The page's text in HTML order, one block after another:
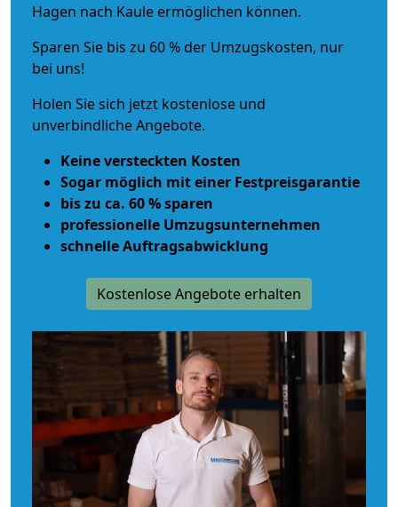
Hagen nach Kaule ermöglichen können.
Sparen Sie bis zu 60 % der Umzugskosten, nur
bei uns!
Holen Sie sich jetzt kostenlose und
unverbindliche Angebote.
Keine versteckten Kosten
Sogar möglich mit einer Festpreisgarantie
bis zu ca. 60 % sparen
professionelle Umzugsunternehmen
schnelle Auftragsabwicklung
Kostenlose Angebote erhalten